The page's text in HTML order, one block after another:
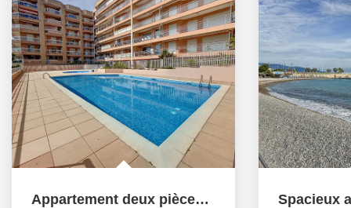
Appartement deux pièces de 56 m² avec terrasse et garage,...